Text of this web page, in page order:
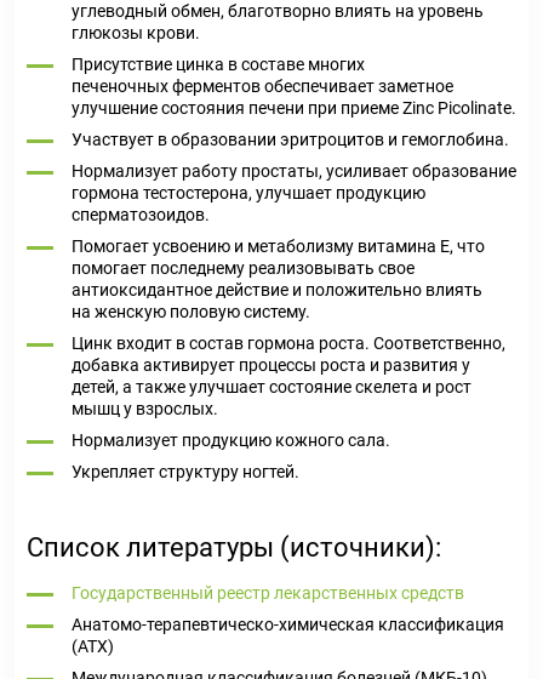
углеводный обмен, благотворно влиять на уровень
глюкозы крови.
Присутствие цинка в составе многих
печеночных ферментов обеспечивает заметное
улучшение состояния печени при приеме Zinc Picolinate.
Участвует в образовании эритроцитов и гемоглобина.
Нормализует работу простаты, усиливает образование
гормона тестостерона, улучшает продукцию
сперматозоидов.
Помогает усвоению и метаболизму витамина Е, что
помогает последнему реализовывать свое
антиоксидантное действие и положительно влиять
на женскую половую систему.
Цинк входит в состав гормона роста. Соответственно,
добавка активирует процессы роста и развития у
детей, а также улучшает состояние скелета и рост
мышц у взрослых.
Нормализует продукцию кожного сала.
Укрепляет структуру ногтей.
Список литературы (источники):
Государственный реестр лекарственных средств
Анатомо-терапевтическо-химическая классификация
(ATX)